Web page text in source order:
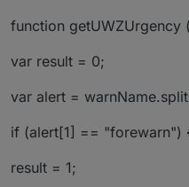
function getUWZUrgency
var result = 0;
var alert =
if (alert[1] == "forewarn")
result = 1;